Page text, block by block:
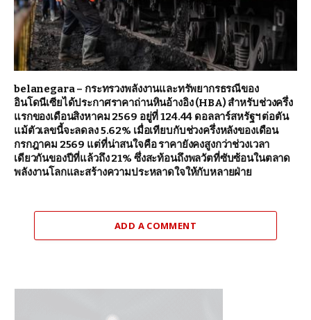
belanegara – กระทรวงพลังงานและทรัพยากรธรณีของ
อินโดนีเซียได้ประกาศราคาถ่านหินอ้างอิง (HBA) สำหรับช่วงครึ่ง
แรกของเดือนสิงหาคม 2569 อยู่ที่ 124.44 ดอลลาร์สหรัฐฯ ต่อตัน
แม้ตัวเลขนี้จะลดลง 5.62% เมื่อเทียบกับช่วงครึ่งหลังของเดือน
กรกฎาคม 2569 แต่ที่น่าสนใจคือ ราคายังคงสูงกว่าช่วงเวลา
เดียวกันของปีที่แล้วถึง 21% ซึ่งสะท้อนถึงพลวัตที่ซับซ้อนในตลาด
พลังงานโลกและสร้างความประหลาดใจให้กับหลายฝ่าย
ADD A COMMENT